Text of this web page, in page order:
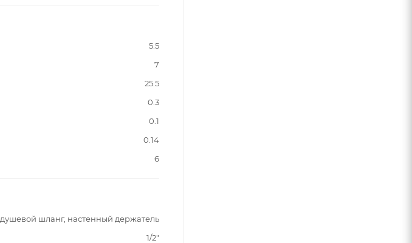
5.5
7
25.5
0.3
0.1
0.14
6
душевой шланг, настенный держатель
1/2"